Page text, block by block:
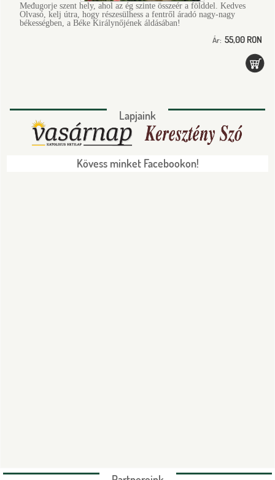
Međugorje szent hely, ahol az ég szinte összeér a földdel. Kedves
Olvasó, kelj útra, hogy részesülhess a fentről áradó nagy-nagy
békességben, a Béke Királynőjének áldásában!
Ár: 55,00 RON
Lapjaink
Kövess minket Facebookon!